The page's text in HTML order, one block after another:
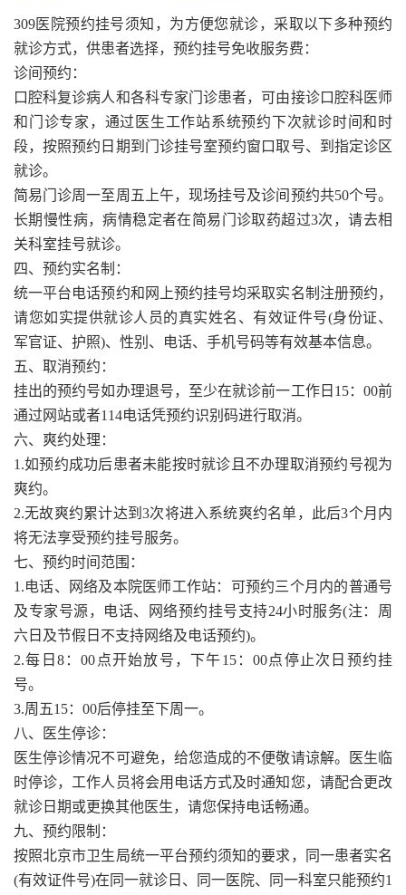
309医院预约挂号须知，为方便您就诊，采取以下多种预约
就诊方式，供患者选择，预约挂号免收服务费：
诊间预约：
口腔科复诊病人和各科专家门诊患者，可由接诊口腔科医师
和门诊专家，通过医生工作站系统预约下次就诊时间和时
段，按照预约日期到门诊挂号室预约窗口取号、到指定诊区
就诊。
简易门诊周一至周五上午，现场挂号及诊间预约共50个号。
长期慢性病，病情稳定者在简易门诊取药超过3次，请去相
关科室挂号就诊。
四、预约实名制：
统一平台电话预约和网上预约挂号均采取实名制注册预约，
请您如实提供就诊人员的真实姓名、有效证件号(身份证、
军官证、护照)、性别、电话、手机号码等有效基本信息。
五、取消预约：
挂出的预约号如办理退号，至少在就诊前一工作日15：00前
通过网站或者114电话凭预约识别码进行取消。
六、爽约处理：
1.如预约成功后患者未能按时就诊且不办理取消预约号视为
爽约。
2.无故爽约累计达到3次将进入系统爽约名单，此后3个月内
将无法享受预约挂号服务。
七、预约时间范围：
1.电话、网络及本院医师工作站：可预约三个月内的普通号
及专家号源，电话、网络预约挂号支持24小时服务(注：周
六日及节假日不支持网络及电话预约)。
2.每日8：00点开始放号，下午15：00点停止次日预约挂
号。
3.周五15：00后停挂至下周一。
八、医生停诊：
医生停诊情况不可避免，给您造成的不便敬请谅解。医生临
时停诊，工作人员将会用电话方式及时通知您，请配合更改
就诊日期或更换其他医生，请您保持电话畅通。
九、预约限制：
按照北京市卫生局统一平台预约须知的要求，同一患者实名
(有效证件号)在同一就诊日、同一医院、同一科室只能预约1